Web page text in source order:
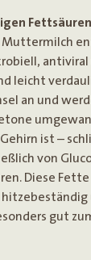
Fettsäuren
antiviral
leicht
an und
ist –
von
Diese
gut